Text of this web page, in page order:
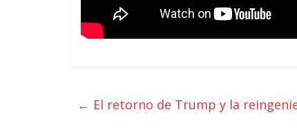
← El retorno de Trump y la